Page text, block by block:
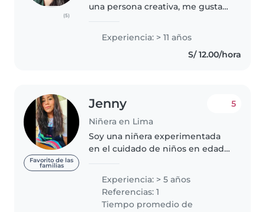
(5)
una persona creativa, me gusta
Disfruto muchísimo haciendo
manualidades, inventando
Experiencia: > 11 años
S/ 12.00/hora
Favorito de las
familias
Jenny
Niñera en Lima
5
Soy una niñera experimentada
en el cuidado de niños en edad
años de experiencia. Tengo una
licenciatura en Pedagogía (cuna-
inicial) y me encanta interactuar..
Experiencia: > 5 años
Referencias: 1
Tiempo promedio de